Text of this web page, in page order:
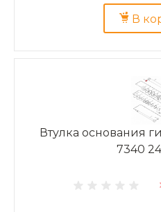
В
Втулка основания
7340